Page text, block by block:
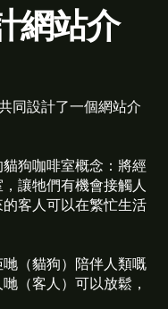
網站介
同設計了一個網站介
狗咖啡室概念：將經
讓牠們有機會接觸人
客人可以在繁忙生活
哋（貓狗）陪伴人類嘅
（客人）可以放鬆，